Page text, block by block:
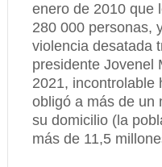
enero de 2010 que
280 000 personas,
violencia desatada
presidente Jovenel
2021, incontrolable
obligó a más de un
su domicilio (la
más de 11,5